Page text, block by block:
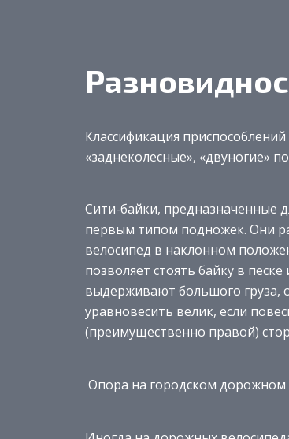
Классификация
«заднеколесные», «двуногие»
Сити-байки, предназначенные
первым типом подножек. Они
велосипед в наклонном
позволяет стоять байку в
выдерживают большого груза,
уравновесить велик, если
(преимущественно правой)
Опора на городском дорожном